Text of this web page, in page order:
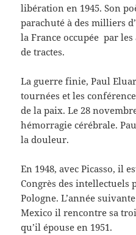
libération en 1945. Son
parachuté à des milliers
la France occupée par
de tractes.
La guerre finie, Paul
tournées et les
de la paix. Le 28
hémorragie cérébrale.
la douleur.
En 1948, avec Picasso, il
Congrès des intellectuels
Pologne. L’année
Mexico il rencontre sa
qu’il épouse en 1951.